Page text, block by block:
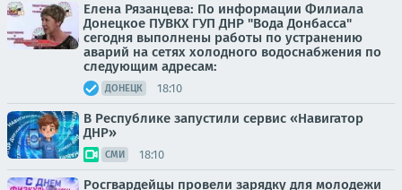
Елена Рязанцева: По информации Филиала
Донецкое ПУВКХ ГУП ДНР "Вода Донбасса"
сегодня выполнены работы по устранению
аварий на сетях холодного водоснабжения по
следующим адресам:
ДОНЕЦК 18:10
В Республике запустили сервис «Навигатор
ДНР»
СМИ 18:10
Росгвардейцы провели зарядку для молодежи